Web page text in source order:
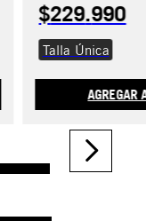
$229.990
Talla Única
AGREGAR